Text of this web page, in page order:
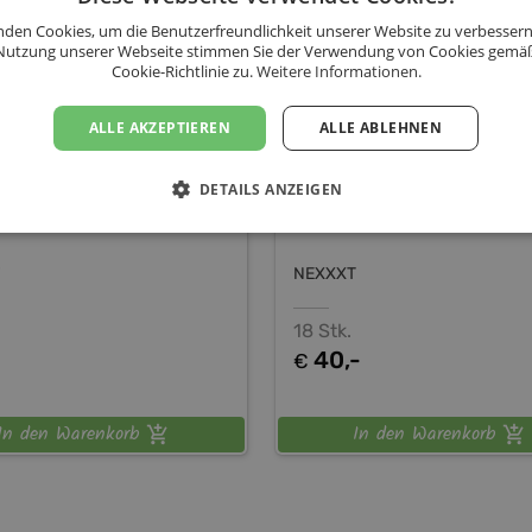
herstellen kann.
Weiters einfach und mehrfach
Ein Extra-Eiweiß-Lieferant.
BIO-SONNENBLUMEN-
Fettsäuren mit einem hohen
Kohlenhydraten.
BIO-SCHOKOLADE-DUNKEL
AT)
den Warenkorb
(versandkostenfrei)
NEXXXT
18 Stk.
€ 40,-
In den Warenkorb
Cookies, um die Benutzerfreundlichkeit unserer Website zu
unserer Webseite stimmen Sie der Verwendung von Cookies
Cookie-Richtlinie zu.Weitere Informationen.
ALLE AKZEPTIEREN ALLE ABLEHNEN
DETAILS ANZEIGEN